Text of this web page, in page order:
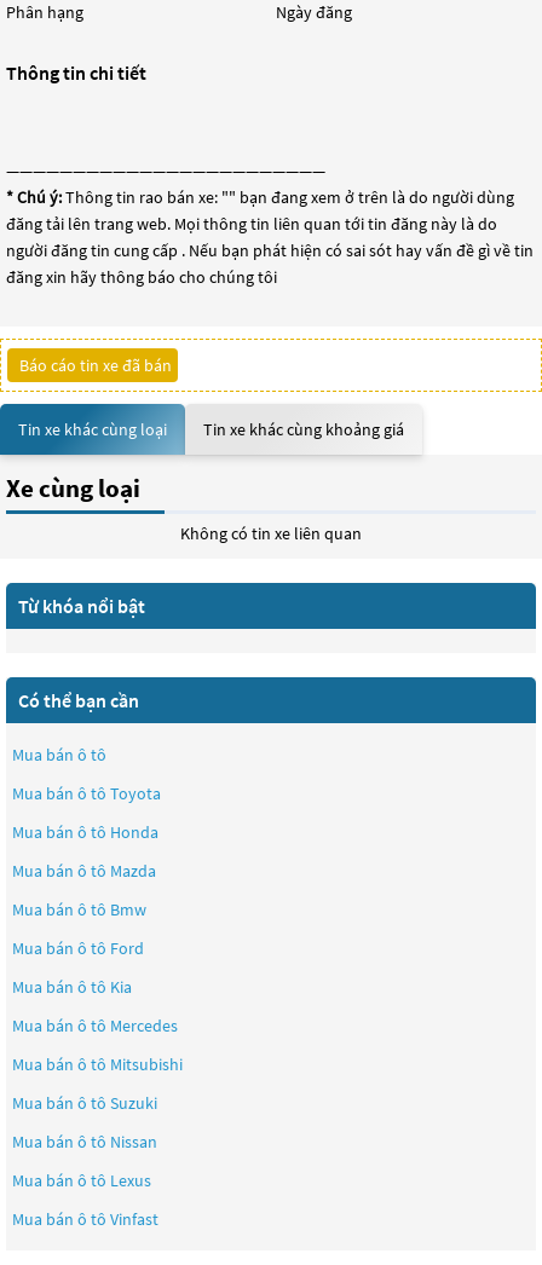
Phân hạng Ngày đăng
Thông tin chi tiết
————————————————————————
* Chú ý:Thông tin rao bán xe: "" bạn đang xem ở trên là do người dùng
đăng tải lên trang web. Mọi thông tin liên quan tới tin đăng này là do
người đăng tin cung cấp . Nếu bạn phát hiện có sai sót hay vấn đề gì về tin
đăng xin hãy thông báo cho chúng tôi
Báo cáo tin xe đã bán
Tin xe khác cùng loại Tin xe khác cùng khoảng giá
Xe cùng loại
Không có tin xe liên quan
Từ khóa nổi bật
Có thể bạn cần
Mua bán ô tô
Mua bán ô tô Toyota
Mua bán ô tô Honda
Mua bán ô tô Mazda
Mua bán ô tô Bmw
Mua bán ô tô Ford
Mua bán ô tô Kia
Mua bán ô tô Mercedes
Mua bán ô tô Mitsubishi
Mua bán ô tô Suzuki
Mua bán ô tô Nissan
Mua bán ô tô Lexus
Mua bán ô tô Vinfast